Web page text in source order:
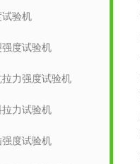
试验机
度试验机
力强度试验机
力试验机
强度试验机